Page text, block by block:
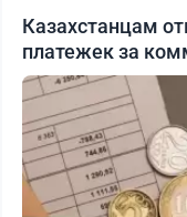
Казахстанцам
платежек за